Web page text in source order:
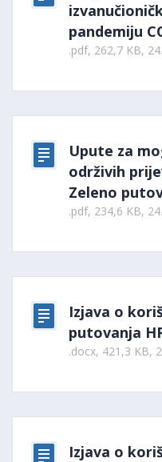
pandemiju
.pdf, 262,7 KB,
Upute za
održivih
Zeleno
.pdf, 234,6 KB,
Izjava o
putovanja
.docx, 421,3 KB,
Izjava o